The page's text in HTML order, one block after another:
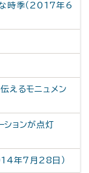
な時季（2017年6
えるモニュメン
ョンが点灯
年7月28日）